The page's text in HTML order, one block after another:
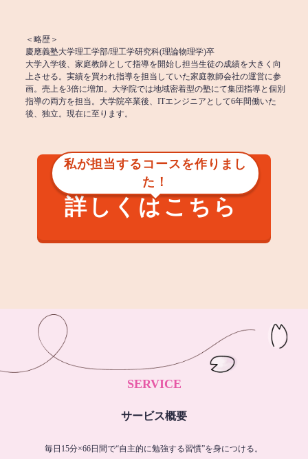
＜略歴＞
慶應義塾大学理工学部/理工学研究科(理論物理学)卒
大学入学後、家庭教師として指導を開始し担当生徒の成績を大きく向
上させる。実績を買われ指導を担当していた家庭教師会社の運営に参
画。売上を3倍に増加。大学院では地域密着型の塾にて集団指導と個別
指導の両方を担当。大学院卒業後、ITエンジニアとして6年間働いた
後、独立。現在に至ります。
私が担当するコースを作りまし
た！
詳しくはこちら
SERVICE
サービス概要
毎日15分×66日間で“自主的に勉強する習慣”を身につける。